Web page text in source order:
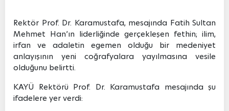
Rektör Prof. Dr. Karamustafa, mesajında Fatih Sultan
Mehmet Han’ın liderliğinde gerçekleşen fethin; ilim,
irfan ve adaletin egemen olduğu bir medeniyet
anlayışının yeni coğrafyalara yayılmasına vesile
olduğunu belirtti.
KAYÜ Rektörü Prof. Dr. Karamustafa mesajında şu
ifadelere yer verdi: